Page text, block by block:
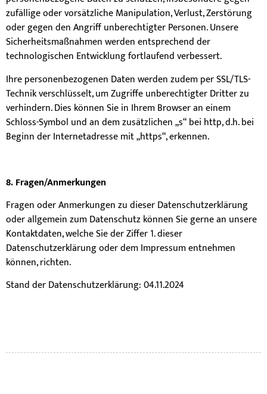
zufällige oder vorsätzliche Manipulation, Verlust, Zerstörung
oder gegen den Angriff unberechtigter Personen. Unsere
Sicherheitsmaßnahmen werden entsprechend der
technologischen Entwicklung fortlaufend verbessert.
Ihre personenbezogenen Daten werden zudem per SSL/TLS-
Technik verschlüsselt, um Zugriffe unberechtigter Dritter zu
verhindern. Dies können Sie in Ihrem Browser an einem
Schloss-Symbol und an dem zusätzlichen „s“ bei http, d.h. bei
Beginn der Internetadresse mit „https“, erkennen.
8. Fragen/Anmerkungen
Fragen oder Anmerkungen zu dieser Datenschutzerklärung
oder allgemein zum Datenschutz können Sie gerne an unsere
Kontaktdaten, welche Sie der Ziffer 1. dieser
Datenschutzerklärung oder dem Impressum entnehmen
können, richten.
Stand der Datenschutzerklärung: 04.11.2024